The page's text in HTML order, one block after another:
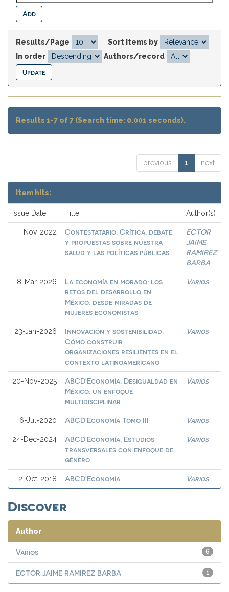
Results/Page
Sort items by
In order
Authors/record
Results 1-7 of 7 (Search time: 0.001 seconds).
previous 1 next
Item hits:
Issue Date Title Author(s)
Nov-2022
Contestatario. Crítica, debate
y propuestas sobre nuestra
salud y las políticas públicas
ECTOR
JAIME
RAMIREZ
BARBA
8-Mar-2026
La economía en morado: los
retos del desarrollo en
México, desde miradas de
mujeres economistas
Varios
23-Jan-2026
Innovación y sostenibilidad:
Cómo construir
organizaciones resilientes en el
contexto latinoamericano
Varios
20-Nov-2025
ABCD'Economía. Desigualdad en
México: un enfoque
multidisciplinar
Varios
6-Jul-2020 ABCD'Economía Tomo III Varios
24-Dec-2024
ABCD'Economía. Estudios
transversales con enfoque de
género
Varios
2-Oct-2018 ABCD'Economía Varios
Discover
Author
6
Varios
1
ECTOR JAIME RAMIREZ BARBA